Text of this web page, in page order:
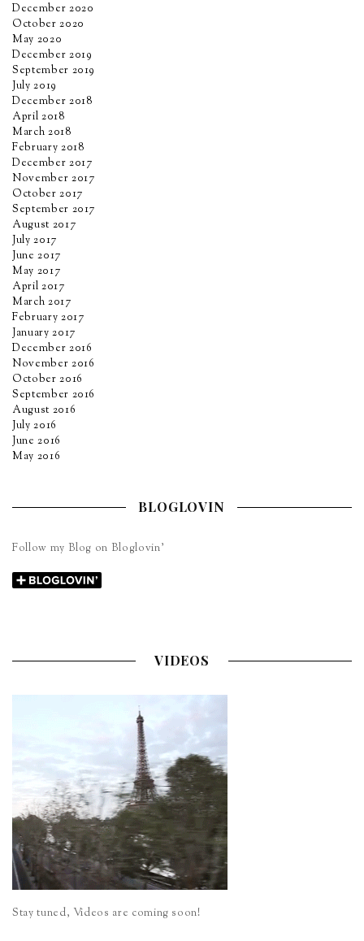
December 2020
October 2020
May 2020
December 2019
September 2019
July 2019
December 2018
April 2018
March 2018
February 2018
December 2017
November 2017
October 2017
September 2017
August 2017
July 2017
June 2017
May 2017
April 2017
March 2017
February 2017
January 2017
December 2016
November 2016
October 2016
September 2016
August 2016
July 2016
June 2016
May 2016
BLOGLOVIN
Follow my Blog on Bloglovin’
VIDEOS
Stay tuned, Videos are coming soon!